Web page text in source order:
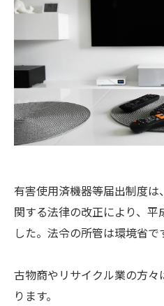
有害使用済機器等届出制度
関する法律の改正により、
した。法令の所管は環境省で
古物商やリサイクル業の方
ります。